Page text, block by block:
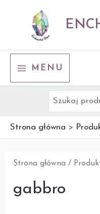
MAIN
MENU
MENU
Strona główna
Strona główna /
gabbro